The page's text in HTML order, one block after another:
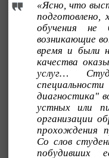
«Ясно, что
подготовлено,
обучения не
возникающие
время и были
качества
услуг…
диагностика"
устных или
организации
прохождения
Со слов
побудивших